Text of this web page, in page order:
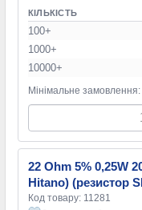
КІЛЬКІСТЬ
100+
1000+
10000+
Мінімальне
22 Ohm 5% 0,25W
Hitano) (резистор
Код товару: 11281